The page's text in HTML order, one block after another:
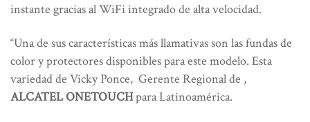
instante gracias al WiFi integrado de alta velocidad.
“Una de sus características más llamativas son las fundas de
color y protectores disponibles para este modelo. Esta
variedad de Vicky Ponce, Gerente Regional de ,
ALCATEL ONETOUCHpara Latinoamérica.